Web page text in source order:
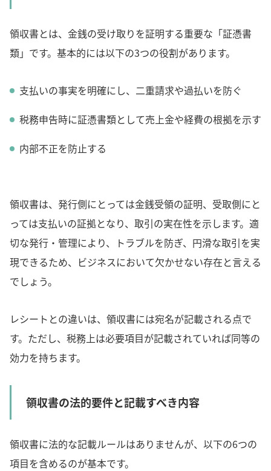
領収書とは、金銭の受け取りを証明する重要な「証憑書
類」です。基本的には以下の3つの役割があります。
支払いの事実を明確にし、二重請求や過払いを防ぐ
税務申告時に証憑書類として売上金や経費の根拠を示す
内部不正を防止する
領収書は、発行側にとっては金銭受領の証明、受取側にと
っては支払いの証拠となり、取引の実在性を示します。適
切な発行・管理により、トラブルを防ぎ、円滑な取引を実
現できるため、ビジネスにおいて欠かせない存在と言える
でしょう。
レシートとの違いは、領収書には宛名が記載される点で
す。ただし、税務上は必要項目が記載されていれば同等の
効力を持ちます。
領収書の法的要件と記載すべき内容
領収書に法的な記載ルールはありませんが、以下の6つの
項目を含めるのが基本です。